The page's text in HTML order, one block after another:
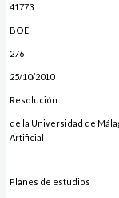
41773
BOE
276
25/10/2010
Resolución
de la Universidad de
Artificial
Planes de estudios